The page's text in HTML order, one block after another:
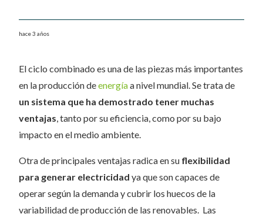
hace 3 años
El ciclo combinado es una de las piezas más importantes
en la producción deenergíaa nivel mundial. Se trata de
un sistema que ha demostrado tener muchas
ventajas, tanto por su eficiencia, como por su bajo
impacto en el medio ambiente.
Otra de principales ventajas radica en su flexibilidad
para generar electricidad ya que son capaces de
operar según la demanda y cubrir los huecos de la
variabilidad de producción de las renovables. Las